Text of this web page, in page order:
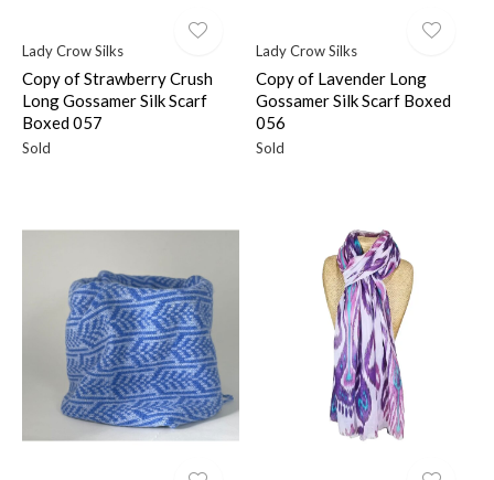
Lady Crow Silks
Copy of Strawberry Crush
Long Gossamer Silk Scarf
Boxed 057
Sold
Lady Crow Silks
Copy of Lavender Long
Gossamer Silk Scarf Boxed
056
Sold